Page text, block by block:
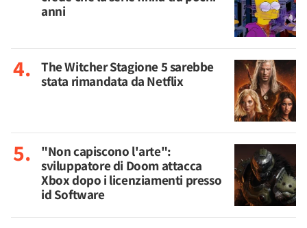
anni
The Witcher Stagione 5 sarebbe
stata rimandata da Netflix
"Non capiscono l'arte":
sviluppatore di Doom attacca
Xbox dopo i licenziamenti presso
id Software